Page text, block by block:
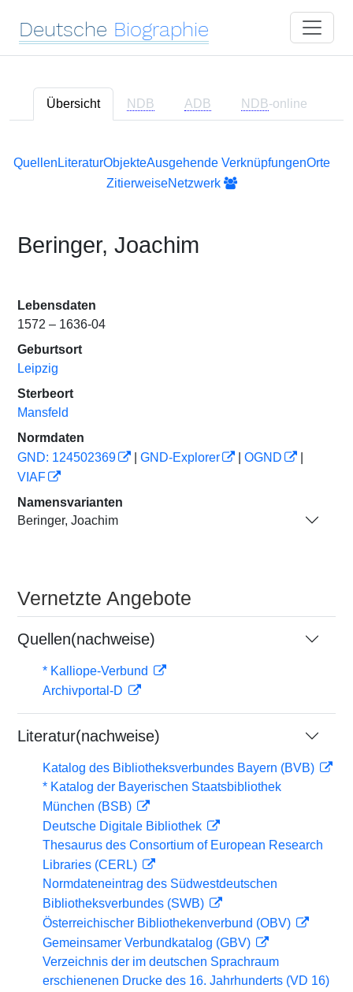
Deutsche Biographie
Übersicht NDB ADB NDB-online
Quellen LiteraturObjekteAusgehende VerknüpfungenOrte
ZitierweiseNetzwerk
Beringer, Joachim
Lebensdaten
1572 – 1636-04
Geburtsort
Leipzig
Sterbeort
Mansfeld
Normdaten
GND: 124502369
GND-Explorer OGND
VIAF
Namensvarianten
Beringer, Joachim
Vernetzte Angebote
Quellen(nachweise)
* Kalliope-Verbund
Archivportal-D
Literatur(nachweise)
Katalog des Bibliotheksverbundes Bayern (BVB)
* Katalog der Bayerischen Staatsbibliothek
München (BSB)
Deutsche Digitale Bibliothek
Thesaurus des Consortium of European Research
Libraries (CERL)
Normdateneintrag des Südwestdeutschen
Bibliotheksverbundes (SWB)
Österreichischer Bibliothekenverbund (OBV)
Gemeinsamer Verbundkatalog (GBV)
Verzeichnis der im deutschen Sprachraum
erschienenen Drucke des 16. Jahrhunderts (VD 16)